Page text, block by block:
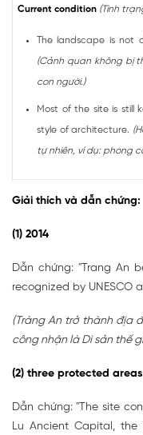
Current condition (Tình
The landscape is not
(Cảnh quan không bị
con người.)
Most of the site is still
style of architecture.
tự nhiên, ví dụ: phong
Giải thích và dẫn chứng:
(1) 2014
Dẫn chứng: "Trang An
recognized by UNESCO
(Tràng An trở thành địa
công nhận là Di sản thế
(2) three protected areas
Dẫn chứng: "The site
Lu Ancient Capital, the